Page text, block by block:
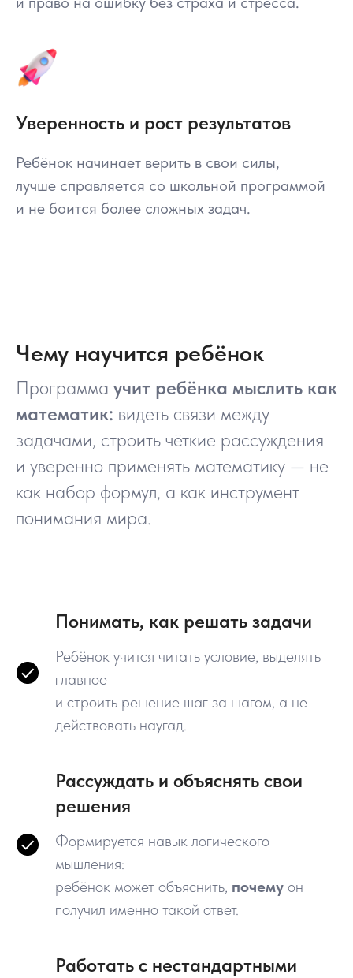
Уверенность и рост результатов
Ребёнок начинает верить в свои силы,
лучше справляется со школьной программой
и не боится более сложных задач.
Чему научится ребёнок
Программа учит ребёнка мыслить как
математик: видеть связи между
задачами, строить чёткие рассуждения
и уверенно применять математику — не
как набор формул, а как инструмент
понимания мира.
Понимать, как решать задачи
Ребёнок учится читать условие, выделять
главное
и строить решение шаг за шагом, а не
действовать наугад.
Рассуждать и объяснять свои
решения
Формируется навык логического
мышления:
ребёнок может объяснить, почему он
получил именно такой ответ.
Работать с нестандартными